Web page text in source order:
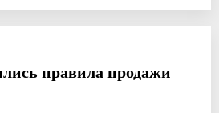
правила продажи